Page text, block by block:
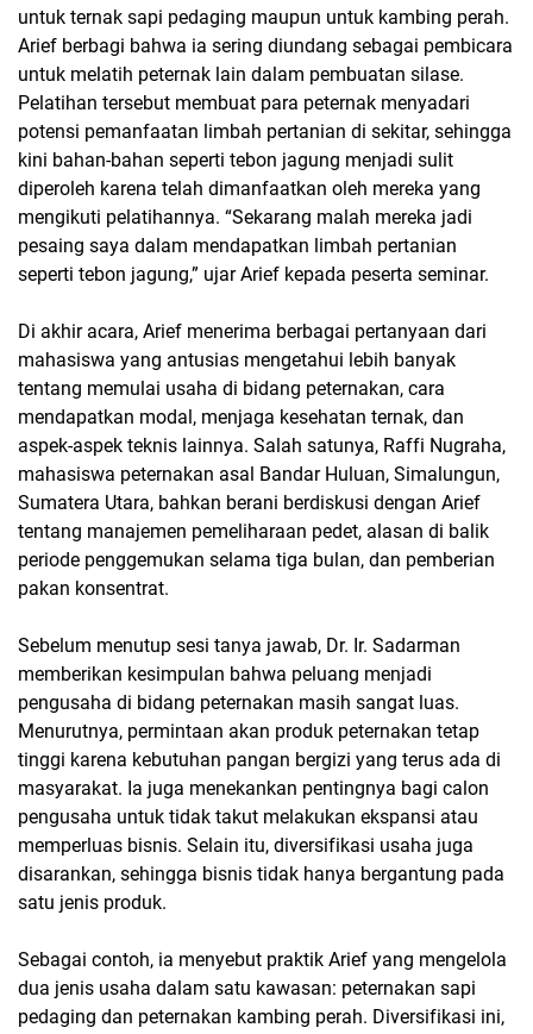
untuk ternak sapi pedaging maupun untuk kambing perah.
Arief berbagi bahwa ia sering diundang sebagai pembicara
untuk melatih peternak lain dalam pembuatan silase.
Pelatihan tersebut membuat para peternak menyadari
potensi pemanfaatan limbah pertanian di sekitar, sehingga
kini bahan-bahan seperti tebon jagung menjadi sulit
diperoleh karena telah dimanfaatkan oleh mereka yang
mengikuti pelatihannya. “Sekarang malah mereka jadi
pesaing saya dalam mendapatkan limbah pertanian
seperti tebon jagung,” ujar Arief kepada peserta seminar.
Di akhir acara, Arief menerima berbagai pertanyaan dari
mahasiswa yang antusias mengetahui lebih banyak
tentang memulai usaha di bidang peternakan, cara
mendapatkan modal, menjaga kesehatan ternak, dan
aspek-aspek teknis lainnya. Salah satunya, Raffi Nugraha,
mahasiswa peternakan asal Bandar Huluan, Simalungun,
Sumatera Utara, bahkan berani berdiskusi dengan Arief
tentang manajemen pemeliharaan pedet, alasan di balik
periode penggemukan selama tiga bulan, dan pemberian
pakan konsentrat.
Sebelum menutup sesi tanya jawab, Dr. Ir. Sadarman
memberikan kesimpulan bahwa peluang menjadi
pengusaha di bidang peternakan masih sangat luas.
Menurutnya, permintaan akan produk peternakan tetap
tinggi karena kebutuhan pangan bergizi yang terus ada di
masyarakat. Ia juga menekankan pentingnya bagi calon
pengusaha untuk tidak takut melakukan ekspansi atau
memperluas bisnis. Selain itu, diversifikasi usaha juga
disarankan, sehingga bisnis tidak hanya bergantung pada
satu jenis produk.
Sebagai contoh, ia menyebut praktik Arief yang mengelola
dua jenis usaha dalam satu kawasan: peternakan sapi
pedaging dan peternakan kambing perah. Diversifikasi ini,